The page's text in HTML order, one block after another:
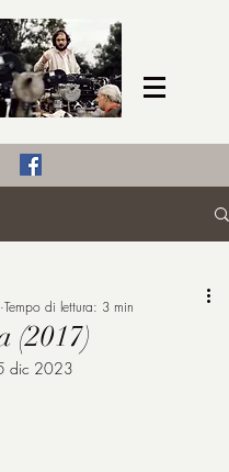
michemar
(2017)
Tempo di lettura: 3 min
dic 2023